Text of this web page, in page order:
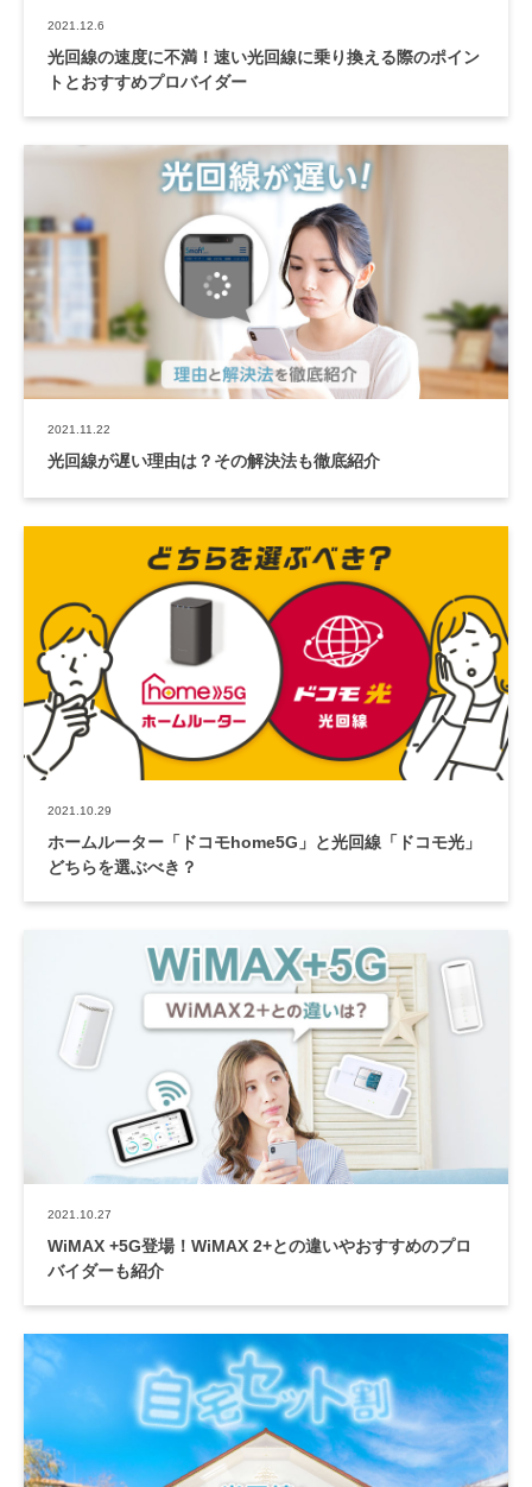
2021.12.6
光回線の速度に不満！速い光回線に乗り換える際のポイン
トとおすすめプロバイダー
2021.11.22
光回線が遅い理由は？その解決法も徹底紹介
2021.10.29
ホームルーター「ドコモhome5G」と光回線「ドコモ光」
どちらを選ぶべき？
2021.10.27
WiMAX +5G登場！WiMAX 2+との違いやおすすめのプロ
バイダーも紹介